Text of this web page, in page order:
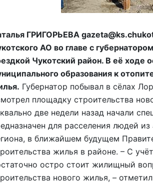
ГРИГОРЬЕВА
АО во главе с
Чукотский район. В её ходе
образования к
Губернатор побывал в сёлах
площадку строительства
две недели назад начали
для расселения людей
в ближайшем будущем
жилья в районе. – С
остро стоит жилищный
нового жилья, –